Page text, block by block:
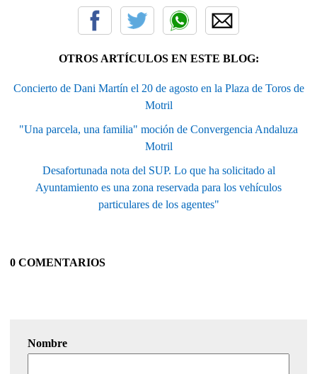
OTROS ARTÍCULOS EN ESTE BLOG:
Concierto de Dani Martín el 20 de agosto en la Plaza de Toros de
Motril
"Una parcela, una familia" moción de Convergencia Andaluza
Motril
Desafortunada nota del SUP. Lo que ha solicitado al
Ayuntamiento es una zona reservada para los vehículos
particulares de los agentes"
0 COMENTARIOS
Nombre